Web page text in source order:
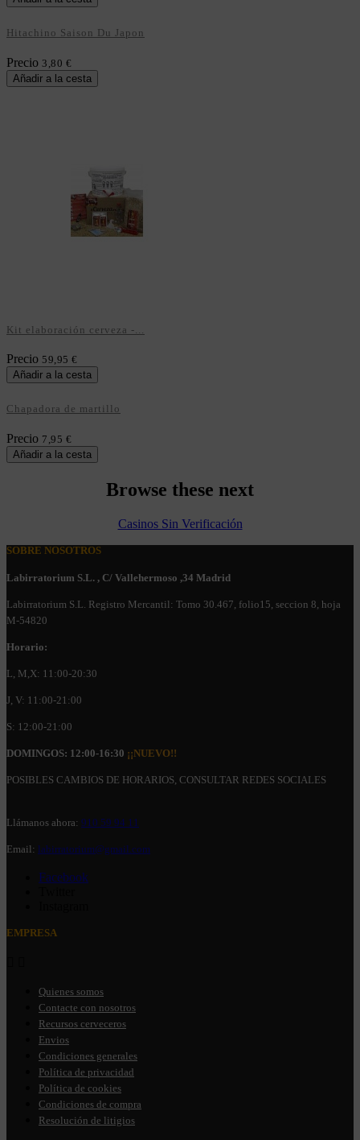
Hitachino Saison Du Japon
Precio 3,80 €
Añadir a la cesta
Kit elaboración cerveza -...
Precio 59,95 €
Añadir a la cesta
Chapadora de martillo
Precio 7,95 €
Añadir a la cesta
Browse these next
Casinos Sin Verificación
SOBRE NOSOTROS
Labirratorium S.L. , C/ Vallehermoso ,34 Madrid
Labirratorium S.L. Registro Mercantil: Tomo 30.467, folio15, seccion 8, hoja
M-54820
Horario:
L, M,X: 11:00-20:30
J, V: 11:00-21:00
S: 12:00-21:00
DOMINGOS: 12:00-16:30 ¡¡NUEVO!!
POSIBLES CAMBIOS DE HORARIOS, CONSULTAR REDES SOCIALES
Llámanos ahora: 910 59 94 11
Email: labirratorium@gmail.com
Facebook
EMPRESA
Quienes somos
Contacte con nosotros
Recursos cerveceros
Envios
Condiciones generales
Política de privacidad
Política de cookies
Condiciones de compra
Resolución de litigios